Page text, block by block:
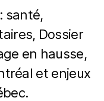
santé,
Dossier
en hausse,
et enjeux